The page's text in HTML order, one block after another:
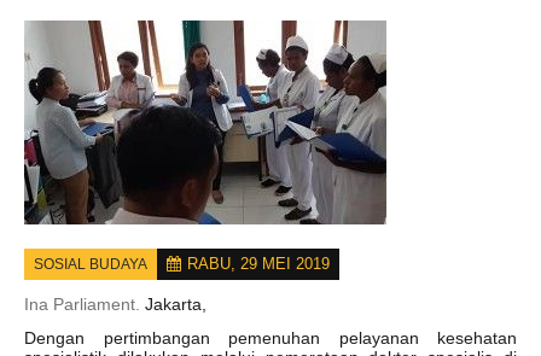
SOSIAL BUDAYA RABU, 29 MEI 2019
Ina Parliament. Jakarta,
Dengan pertimbangan pemenuhan pelayanan kesehatan